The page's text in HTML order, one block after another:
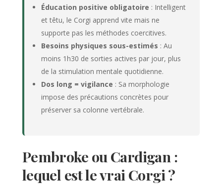
Éducation positive obligatoire : Intelligent
et têtu, le Corgi apprend vite mais ne
supporte pas les méthodes coercitives.
Besoins physiques sous-estimés : Au
moins 1h30 de sorties actives par jour, plus
de la stimulation mentale quotidienne.
Dos long = vigilance : Sa morphologie
impose des précautions concrètes pour
préserver sa colonne vertébrale.
Pembroke ou Cardigan :
lequel est le vrai Corgi ?